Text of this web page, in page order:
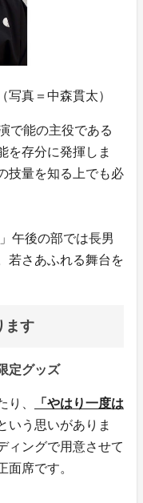
貫太）
で能の主役である
を存分に発揮しま
技量を知る上でも必
午後の部では長男
若さあふれる舞台を
ます
定グッズ
り、
「やはり一度は
いう思いがありま
ィングで用意させて
面席です。